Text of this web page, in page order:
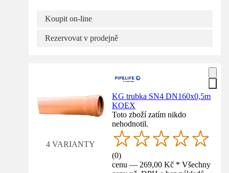
Koupit on-line
Rezervovat v prodejně
4 VARIANTY
KG trubka SN4 DN160x0,5m
KOEX
Toto zboží zatím nikdo
nehodnotil.
(0)
cenu — 269,00 Kč * Všechny